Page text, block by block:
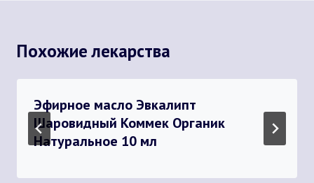
Похожие лекарства
Эфирное масло Эвкалипт
Шаровидный Коммек Органик
Натуральное 10 мл